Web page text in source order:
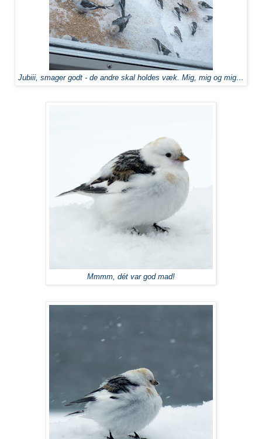
Jubiii, smager godt - de andre skal holdes væk. Mig, mig og mig…
Mmmm, dét var god mad!